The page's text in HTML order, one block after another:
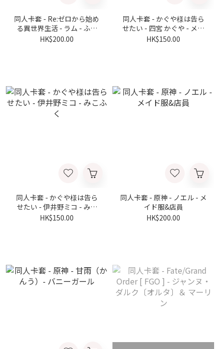
同人卡套 - Re:ゼロから始め
る異世界生活 - ラム - ふゆ
ふく
HK$200.00
同人卡套 - かぐや様は告ら
せたい - 四宮 かぐや - メイ
ド 服
HK$150.00
同人卡套 - かぐや様は告ら
せたい - 伊井野ミコ - みこ
ふく
HK$150.00
同人卡套 - 原神 - ノエル - メ
イド服&店員
HK$200.00